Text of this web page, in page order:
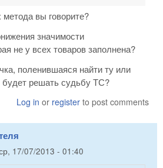
вы говорите?
значимости
не у всех товаров заполнена?
поленившаяся найти ту или
будет решать судьбу ТС?
Log in or register to post comments
17/07/2013 - 01:40